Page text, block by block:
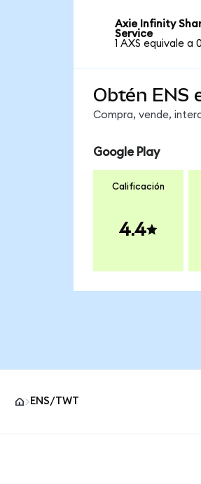
Axie Infinity
Service
1 AXS equivale a
Obtén ENS
Compra, vende,
Google Play
Calificación
4.4
ENS/TWT